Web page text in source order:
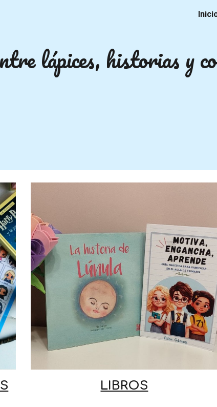
Skip to
lápices, historias y
LIBROS